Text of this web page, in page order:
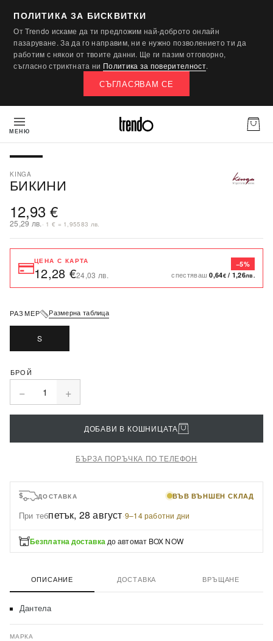
ПОЛИТИКА ЗА БИСКВИТКИ
От Trendo искаме да ти предложим най-доброто онлайн
пазаруване. За да го направим, ни е нужно позволението ти да
работим с някои от твоите данни. Ще ги пазим отговорно,
съгласно стриктната ни Политика за поверителност.
СЪГЛАСЯВАМ СЕ
МЕНЮ
KINGA
БИКИНИ
12,93 €
25,29 лв. · 1 € = 1,95583 лв.
ЦЕНА С КАРТА
12,28 €24,03 лв.
−5%
спестяваш0,64€/ 1,26лв.
РАЗМЕР Размерна таблица
S
− 1 +
ДОБАВИ В КОШНИЦАТА
БЪРЗА ПОРЪЧКА ПО ТЕЛЕФОН
ДОСТАВКА ВЪВ ВЪНШЕН СКЛАД
При тебпетък, 28 август·9–14 работни дни
Безплатна доставка до автомат BOX NOW
ОПИСАНИЕ ДОСТАВКА ВРЪЩАНЕ
Дантела
МАРКА